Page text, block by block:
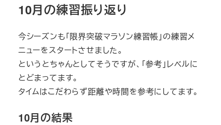
10月の練習振り返り
今シーズンも「限界突破マラソン練習帳」の練習メ
ニューをスタートさせました。
というとちゃんとしてそうですが、「参考」レベルに
とどまってます。
タイムはこだわらず距離や時間を参考にしてます。
10月の結果